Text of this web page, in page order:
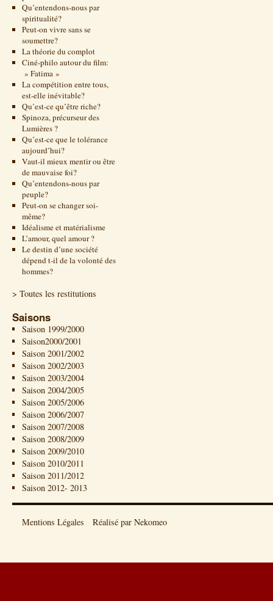
Qu’entendons-nous par
spiritualité?
Peut-on vivre sans se
soumettre?
La théorie du complot
Ciné-philo autour du film:
» Fatima »
La compétition entre tous,
est-elle inévitable?
Qu’est-ce qu’être riche?
Spinoza, précurseur des
Lumières ?
Qu’est-ce que le tolérance
aujourd’hui?
Vaut-il mieux mentir ou être
de mauvaise foi?
Qu’entendons-nous par
peuple?
Peut-on se changer soi-
même?
Idéalisme et matérialisme
L’amour, quel amour ?
Le destin d’une société
dépend t-il de la volonté des
hommes?
> Toutes les restitutions
Saisons
Saison 1999/2000
Saison2000/2001
Saison 2001/2002
Saison 2002/2003
Saison 2003/2004
Saison 2004/2005
Saison 2005/2006
Saison 2006/2007
Saison 2007/2008
Saison 2008/2009
Saison 2009/2010
Saison 2010/2011
Saison 2011/2012
Saison 2012- 2013
Mentions Légales Réalisé par Nekomeo